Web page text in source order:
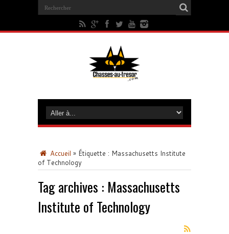
Accueil » Étiquette : Massachusetts Institute
of Technology
Tag archives : Massachusetts
Institute of Technology